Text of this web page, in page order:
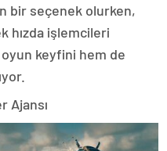
bir seçenek olurken,
hızda işlemcileri
keyfini hem de
Ajansı